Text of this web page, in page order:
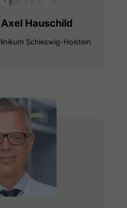
Hauschild
Schleswig-Holstein